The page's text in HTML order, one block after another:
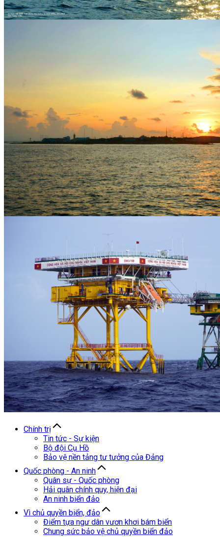
Chính trị
Tin tức - Sự kiện
Bộ đội Cụ Hồ
Bảo vệ nền tảng tư tưởng của Đảng
Quốc phòng - An ninh
Quân sự - Quốc phòng
Hải quân chính quy, hiện đại
An ninh biển đảo
Vì chủ quyền biển, đảo
Điểm tựa ngư dân vươn khơi bám biển
Chung sức bảo vệ chủ quyền biển đảo